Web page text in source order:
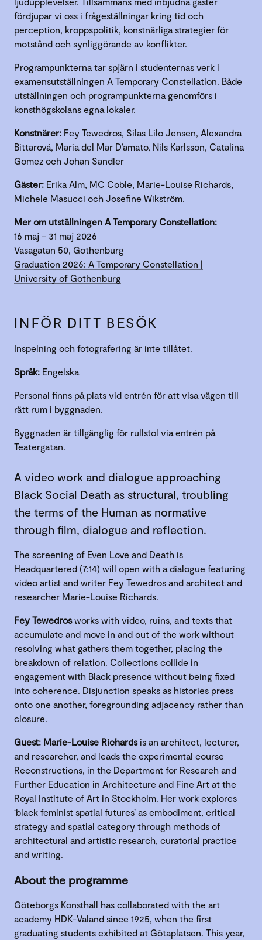
fördjupar vi oss i frågeställningar kring tid och
perception, kroppspolitik, konstnärliga strategier för
motstånd och synliggörande av konflikter.
Programpunkterna tar spjärn i studenternas verk i
examensutställningen A Temporary Constellation. Både
utställningen och programpunkterna genomförs i
konsthögskolans egna lokaler.
Konstnärer: Fey Tewedros, Silas Lilo Jensen, Alexandra
Bittarová, Maria del Mar D’amato, Nils Karlsson, Catalina
Gomez och Johan Sandler
Gäster: Erika Alm, MC Coble, Marie-Louise Richards,
Michele Masucci och Josefine Wikström.
Mer om utställningen A Temporary Constellation:
16 maj – 31 maj 2026
Vasagatan 50, Gothenburg
Graduation 2026: A Temporary Constellation |
University of Gothenburg
INFÖR DITT BESÖK
Inspelning och fotografering är inte tillåtet.
Språk: Engelska
Personal finns på plats vid entrén för att visa vägen till
rätt rum i byggnaden.
Byggnaden är tillgänglig för rullstol via entrén på
Teatergatan.
A video work and dialogue approaching
Black Social Death as structural, troubling
the terms of the Human as normative
through film, dialogue and reflection.
The screening of Even Love and Death is
Headquartered (7:14) will open with a dialogue featuring
video artist and writer Fey Tewedros and architect and
researcher Marie-Louise Richards.
Fey Tewedrosworks with video, ruins, and texts that
accumulate and move in and out of the work without
resolving what gathers them together, placing the
breakdown of relation. Collections collide in
engagement with Black presence without being fixed
into coherence. Disjunction speaks as histories press
onto one another, foregrounding adjacency rather than
closure.
Guest: Marie-Louise Richardsis an architect, lecturer,
and researcher, and leads the experimental course
Reconstructions, in the Department for Research and
Further Education in Architecture and Fine Art at the
Royal Institute of Art in Stockholm. Her work explores
‘black feminist spatial futures’ as embodiment, critical
strategy and spatial category through methods of
architectural and artistic research, curatorial practice
and writing.
About the programme
Göteborgs Konsthall has collaborated with the art
academy HDK-Valand since 1925, when the first
graduating students exhibited at Götaplatsen. This year,